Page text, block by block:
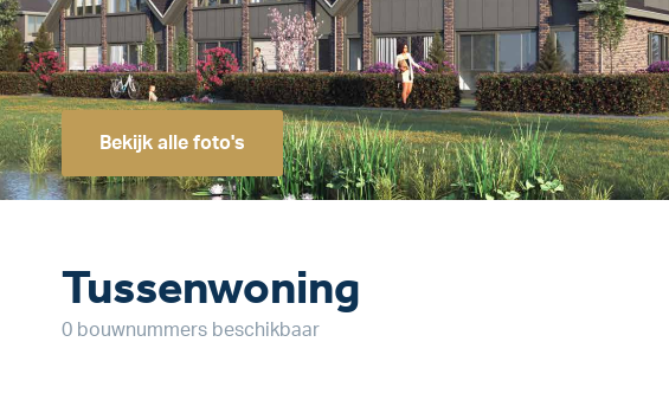
Bekijk alle foto's
Tussenwoning
0 bouwnummers beschikbaar